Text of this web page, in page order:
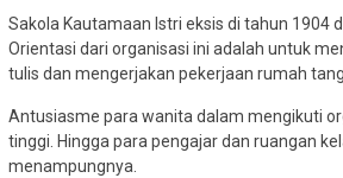
Sakola Kautamaan Istri eksis di tahun 1904
Orientasi dari organisasi ini adalah untuk
tulis dan mengerjakan pekerjaan rumah
Antusiasme para wanita dalam mengikuti
tinggi. Hingga para pengajar dan ruangan
menampungnya.